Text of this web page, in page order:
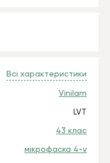
Всі характеристики
Vinilam
LVT
43 клас
мікрофаска 4-v